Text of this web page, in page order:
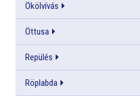
Ökölvívás
Öttusa
Repülés
Röplabda